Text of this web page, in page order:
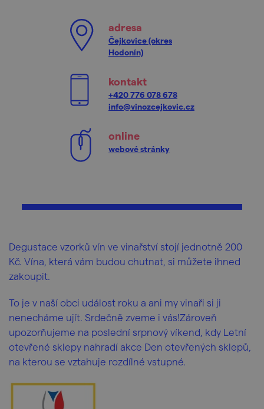
adresa
Čejkovice (okres
Hodonín)
kontakt
+420 776 078 678
info@vinozcejkovic.cz
online
webové stránky
Degustace vzorků vín ve vinařství stojí jednotně 200
Kč. Vína, která vám budou chutnat, si můžete ihned
zakoupit.
To je v naší obci událost roku a ani my vinaři si ji
nenecháme ujít. Srdečně zveme i vás!Zároveň
upozorňujeme na poslední srpnový víkend, kdy Letní
otevřené sklepy nahradí akce Den otevřených sklepů,
na kterou se vztahuje rozdílné vstupné.